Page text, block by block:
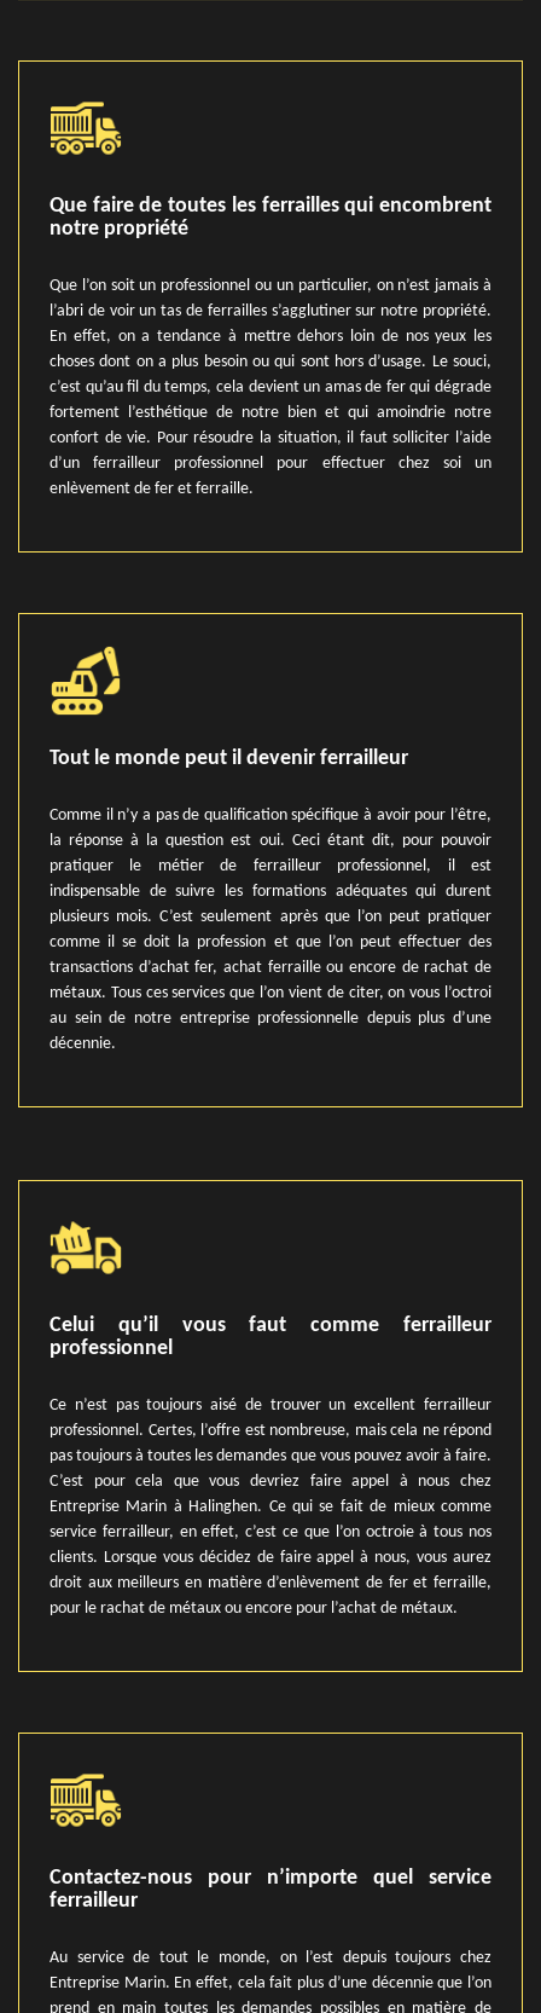
Que faire de toutes les ferrailles qui encombrent
notre propriété
Que l’on soit un professionnel ou un particulier, on n’est jamais à
l’abri de voir un tas de ferrailles s’agglutiner sur notre propriété.
En effet, on a tendance à mettre dehors loin de nos yeux les
choses dont on a plus besoin ou qui sont hors d’usage. Le souci,
c’est qu’au fil du temps, cela devient un amas de fer qui dégrade
fortement l’esthétique de notre bien et qui amoindrie notre
confort de vie. Pour résoudre la situation, il faut solliciter l’aide
d’un ferrailleur professionnel pour effectuer chez soi un
enlèvement de fer et ferraille.
Tout le monde peut il devenir ferrailleur
Comme il n’y a pas de qualification spécifique à avoir pour l’être,
la réponse à la question est oui. Ceci étant dit, pour pouvoir
pratiquer le métier de ferrailleur professionnel, il est
indispensable de suivre les formations adéquates qui durent
plusieurs mois. C’est seulement après que l’on peut pratiquer
comme il se doit la profession et que l’on peut effectuer des
transactions d’achat fer, achat ferraille ou encore de rachat de
métaux. Tous ces services que l’on vient de citer, on vous l’octroi
au sein de notre entreprise professionnelle depuis plus d’une
décennie.
Celui qu’il vous faut comme ferrailleur
professionnel
Ce n’est pas toujours aisé de trouver un excellent ferrailleur
professionnel. Certes, l’offre est nombreuse, mais cela ne répond
pas toujours à toutes les demandes que vous pouvez avoir à faire.
C’est pour cela que vous devriez faire appel à nous chez
Entreprise Marin à Halinghen. Ce qui se fait de mieux comme
service ferrailleur, en effet, c’est ce que l’on octroie à tous nos
clients. Lorsque vous décidez de faire appel à nous, vous aurez
droit aux meilleurs en matière d’enlèvement de fer et ferraille,
pour le rachat de métaux ou encore pour l’achat de métaux.
Contactez-nous pour n’importe quel service
ferrailleur
Au service de tout le monde, on l’est depuis toujours chez
Entreprise Marin. En effet, cela fait plus d’une décennie que l’on
prend en main toutes les demandes possibles en matière de